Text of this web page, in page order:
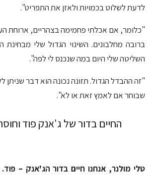
לדעת לשלוט בכמויות ולאזן את התפריט".
"כלומר, אם אכלתי פחמימה בצהריים, ארוחת
ברובה מחלבונים. השינוי הגדול שלי מבחינת
השליטה שלי היום במה שנכנס לי לפה".
"זה ההבדל הגדול. תזונה נכונה הוא דבר שניתן
שבוחר אם לאמץ זאת או לא".
החיים בדור של ג'אנק פוד
טלי מולנר, אנחנו חיים בדור הג'אנק –